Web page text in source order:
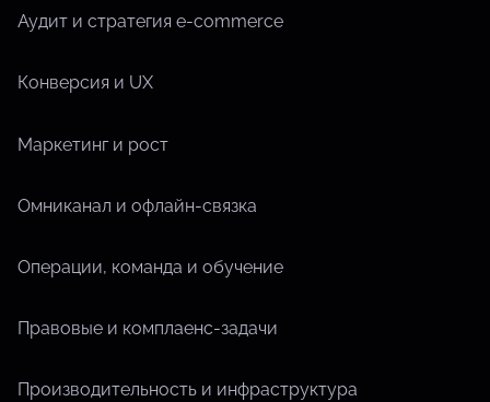
Аудит и стратегия e-commerce
Конверсия и UX
Маркетинг и рост
Омниканал и офлайн-связка
Операции, команда и обучение
Правовые и комплаенс-задачи
Производительность и инфраструктура